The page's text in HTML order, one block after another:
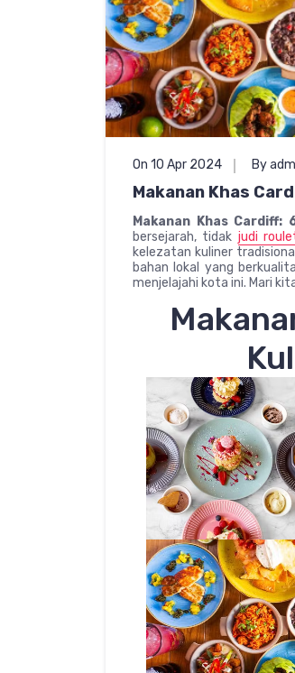
On 10 Apr 2024 By
Makanan Khas
Makanan Khas
bersejarah, tidak judi
kelezatan kuliner
bahan lokal yang
menjelajahi kota ini. Mari